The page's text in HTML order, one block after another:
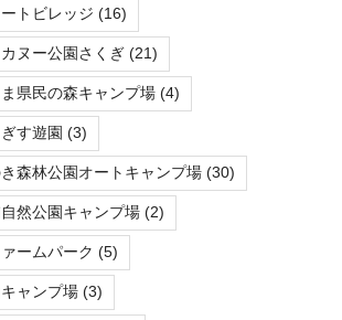
トビレッジ (16)
カヌー公園さくぎ (21)
ま県民の森キャンプ場 (4)
す遊園 (3)
き森林公園オートキャンプ場 (30)
自然公園キャンプ場 (2)
ームパーク (5)
キャンプ場 (3)